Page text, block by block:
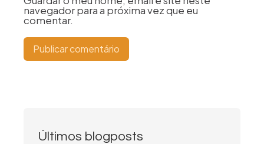
navegador para a próxima vez que eu
comentar.
Últimos blogposts